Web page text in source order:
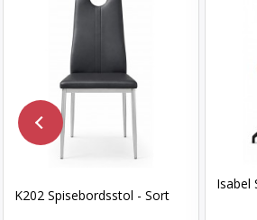
K202 Spisebordsstol - Sort
Isabel